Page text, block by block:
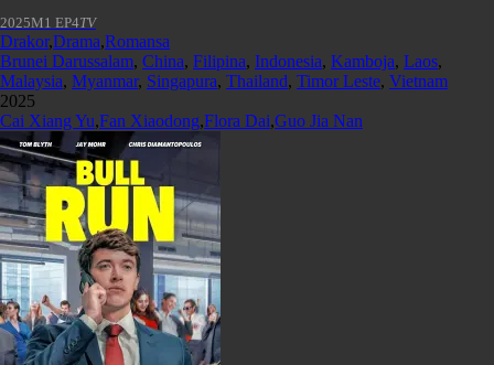
2025M1 EP4TV
Drakor,Drama,Romansa
Brunei Darussalam, China, Filipina, Indonesia, Kamboja, Laos,
Malaysia, Myanmar, Singapura, Thailand, Timor Leste, Vietnam
2025
Cai Xiang Yu,Fan Xiaodong,Flora Dai,Guo Jia Nan